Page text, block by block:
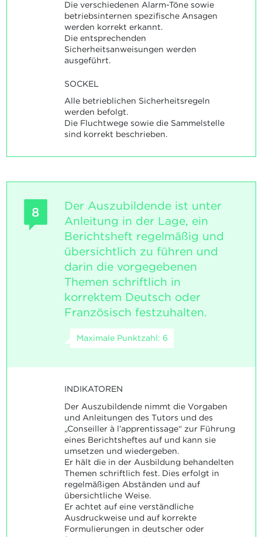
Die verschiedenen Alarm-Töne sowie
betriebsinternen spezifische Ansagen
werden korrekt erkannt.
Die entsprechenden
Sicherheitsanweisungen werden
ausgeführt.
SOCKEL
Alle betrieblichen Sicherheitsregeln
werden befolgt.
Die Fluchtwege sowie die Sammelstelle
sind korrekt beschrieben.
8
Der Auszubildende ist unter
Anleitung in der Lage, ein
Berichtsheft regelmäßig und
übersichtlich zu führen und
darin die vorgegebenen
Themen schriftlich in
korrektem Deutsch oder
Französisch festzuhalten.
Maximale Punktzahl: 6
INDIKATOREN
Der Auszubildende nimmt die Vorgaben
und Anleitungen des Tutors und des
„Conseiller à l’apprentissage“ zur Führung
eines Berichtsheftes auf und kann sie
umsetzen und wiedergeben.
Er hält die in der Ausbildung behandelten
Themen schriftlich fest. Dies erfolgt in
regelmäßigen Abständen und auf
übersichtliche Weise.
Er achtet auf eine verständliche
Ausdruckweise und auf korrekte
Formulierungen in deutscher oder